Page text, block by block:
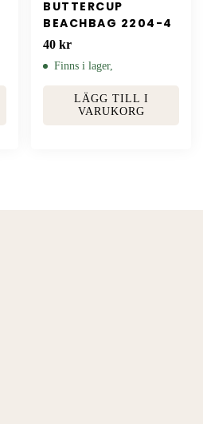
BUTTERCUP
BEACHBAG 2204-4
40 kr
Finns i lager,
LÄGG TILL I
VARUKORG